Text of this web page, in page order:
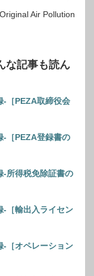
Air Pollution
な記事も読ん
-［PEZA取締役会
-［PEZA登録書の
-所得税免除証書の
-［輸出入ライセン
-［オペレーション